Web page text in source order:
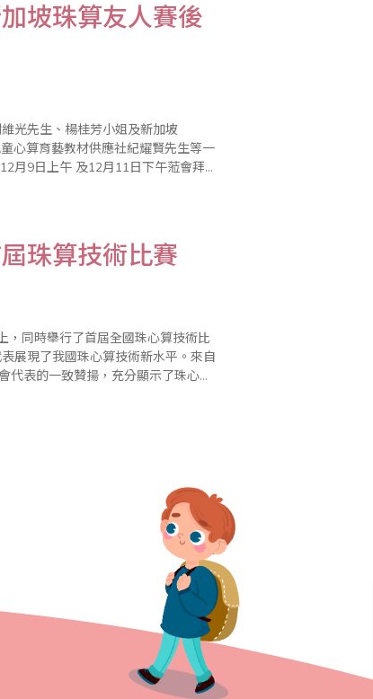
坡珠算友人賽後
光先生、楊桂芳小姐及新加坡
日下午蒞會拜
珠算技術比賽
，同時舉行了首屆全國珠心算技術比
展現了我國珠心算技術新水平。來自
表的一致贊揚，充分顯示了珠心算